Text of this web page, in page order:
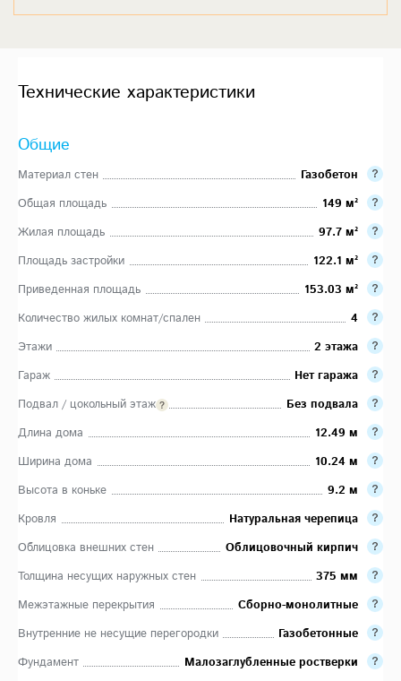
Технические характеристики
Общие
Материал стен
Газобетон
Общая площадь
149 м²
Жилая площадь
97.7 м²
Площадь застройки
122.1 м²
Приведенная площадь
153.03 м²
Количество жилых комнат/спален
4
Этажи
2 этажа
Гараж
Нет гаража
Подвал / цокольный этаж
Без подвала
Длина дома
12.49 м
Ширина дома
10.24 м
Высота в коньке
9.2 м
Кровля
Натуральная черепица
Облицовка внешних стен
Облицовочный кирпич
Толщина несущих наружных стен
375 мм
Межэтажные перекрытия
Сборно-монолитные
Внутренние не несущие перегородки
Газобетонные
Фундамент
Малозаглубленные ростверки